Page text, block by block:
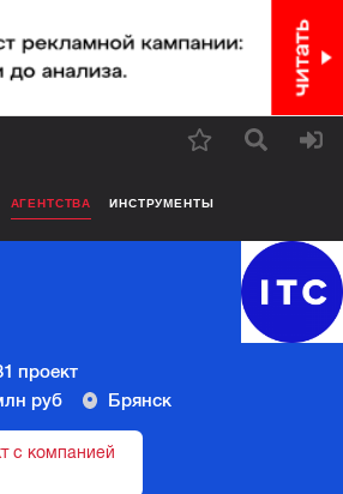
АГЕНТСТВА ИНСТРУМЕНТЫ
проект
руб
Брянск
с компанией